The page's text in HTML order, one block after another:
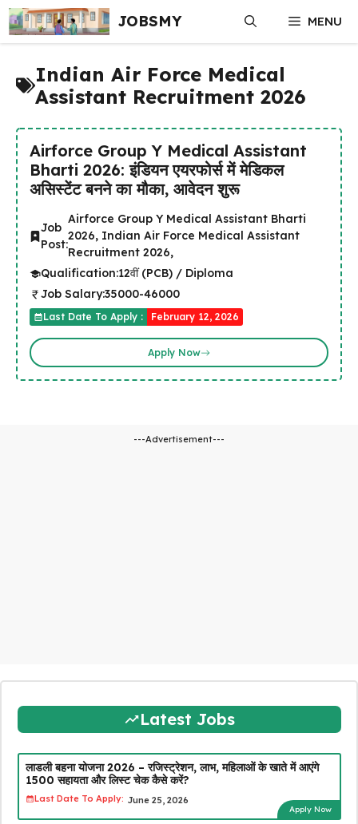
Skip
to
content
JOBSMY MENU
Indian Air Force Medical
Assistant Recruitment 2026
Airforce Group Y Medical Assistant
Bharti 2026: इंडियन एयरफोर्स में मेडिकल
असिस्टेंट बनने का मौका, आवेदन शुरू
Job
Post:
Airforce Group Y Medical Assistant Bharti
2026, Indian Air Force Medical Assistant
Recruitment 2026,
Qualification:12वीं (PCB) / Diploma
Job Salary:35000-46000
Last Date To Apply : February 12, 2026
Apply Now
---Advertisement---
Latest Jobs
लाडली बहना योजना 2026 – रजिस्ट्रेशन, लाभ, महिलाओं के खाते में आएंगे
₹1500 सहायता और लिस्ट चेक कैसे करें?
Last Date To Apply: June 25, 2026
Apply Now